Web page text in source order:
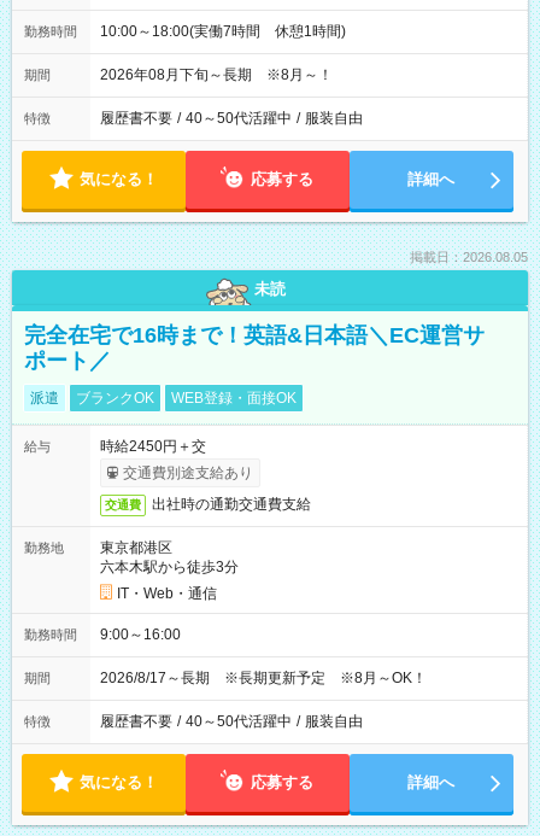
勤務時間 10:00～18:00(実働7時間 休憩1時間)
期間 2026年08月下旬～長期 ※8月～！
特徴 履歴書不要 / 40～50代活躍中 / 服装自由
気になる！ 応募する 詳細へ
掲載日：2026.08.05
未読
完全在宅で16時まで！英語&日本語＼EC運営サ
ポート／
派遣 ブランクOK WEB登録・面接OK
給与
時給2450円＋交
交通費別途支給あり
交通費 出社時の通勤交通費支給
勤務地
東京都港区
六本木駅から徒歩3分
IT・Web・通信
勤務時間 9:00～16:00
期間 2026/8/17～長期 ※長期更新予定 ※8月～OK！
特徴 履歴書不要 / 40～50代活躍中 / 服装自由
気になる！ 応募する 詳細へ